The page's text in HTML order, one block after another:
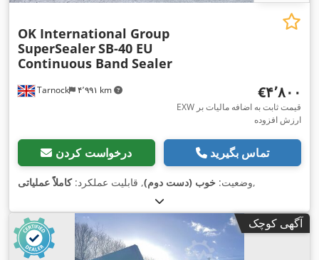
Tarnock ۴٬۹۹۱ km
OK International Group
SuperSealerSB-40 EU
Continuous Band Sealer
‎€۴٬۸۰۰
EXW قیمت ثابت به اضافه مالیات بر
ارزش افزوده
درخواست کردن تماس بگیرید
وضعیت: خوب (دست دوم), قابلیت عملکرد:کاملاً عملیاتی ,
آگهی کوچک